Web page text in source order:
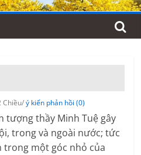
Chiều/ý kiến phản hồi (0)
tượng thầy Minh Tuệ gây
trong và ngoài nước; tức
một góc nhỏ của